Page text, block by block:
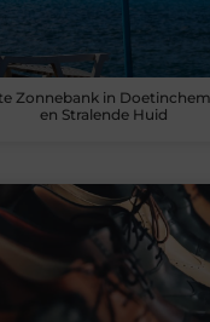
Zonnebank in
en Stralende Huid